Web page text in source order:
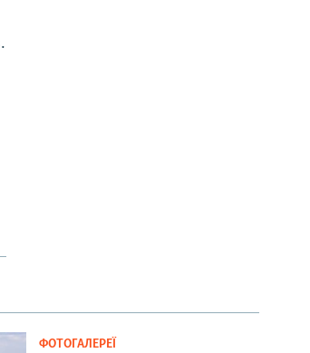
ФОТОГАЛЕРЕЇ